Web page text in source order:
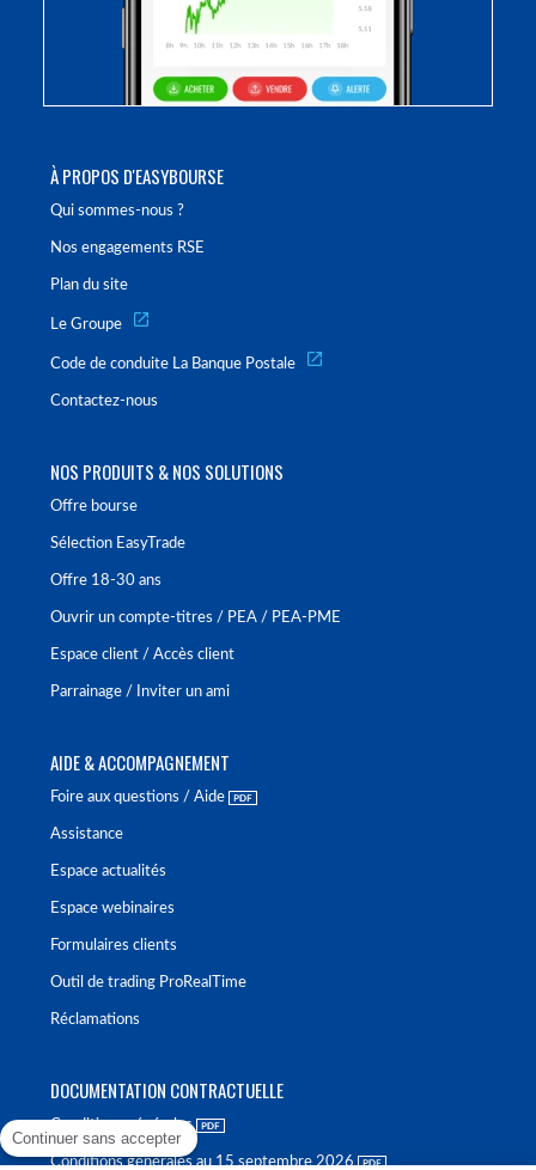
À PROPOS D'EASYBOURSE
Qui sommes-nous ?
Nos engagements RSE
Plan du site
Le Groupe
Code de conduite La Banque Postale
Contactez-nous
NOS PRODUITS & NOS SOLUTIONS
Offre bourse
Sélection EasyTrade
Offre 18-30 ans
Ouvrir un compte-titres / PEA / PEA-PME
Espace client / Accès client
Parrainage / Inviter un ami
AIDE & ACCOMPAGNEMENT
Foire aux questions / Aide
Assistance
Espace actualités
Espace webinaires
Formulaires clients
Outil de trading ProRealTime
Réclamations
DOCUMENTATION CONTRACTUELLE
Conditions générales
Conditions générales au 15 septembre 2026
Continuer sans accepter